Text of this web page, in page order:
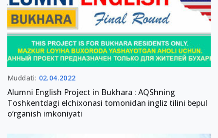
Muddati: 02.04.2022
Alumni English Project in Bukhara : AQShning
Toshkentdagi elchixonasi tomonidan ingliz tilini bepul
o‘rganish imkoniyati